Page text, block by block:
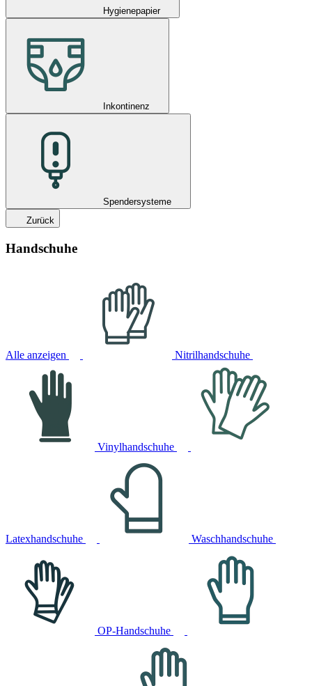
Hygienepapier
Inkontinenz
Spendersysteme
Zurück
Handschuhe
Alle anzeigen Nitrilhandschuhe
Vinylhandschuhe
Latexhandschuhe Waschhandschuhe
OP-Handschuhe